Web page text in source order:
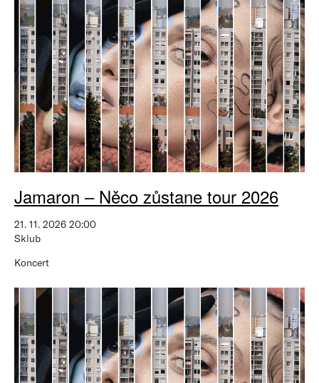
Jamaron – Něco zůstane tour 2026
21. 11. 2026 20:00
Sklub
Koncert